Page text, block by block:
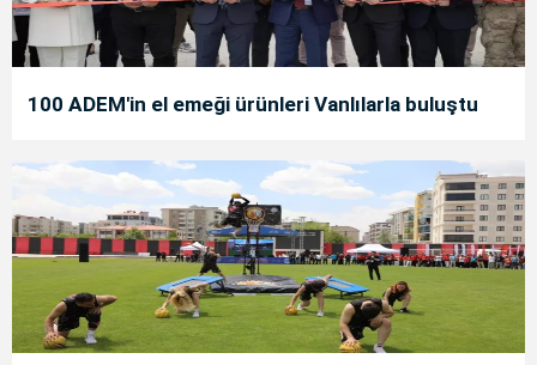
100 ADEM'in el emeği ürünleri Vanlılarla buluştu